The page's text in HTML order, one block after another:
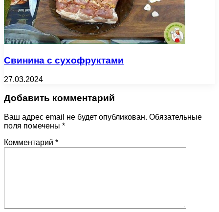
Свинина с сухофруктами
27.03.2024
Добавить комментарий
Ваш адрес email не будет опубликован. Обязательные
поля помечены *
Комментарий *